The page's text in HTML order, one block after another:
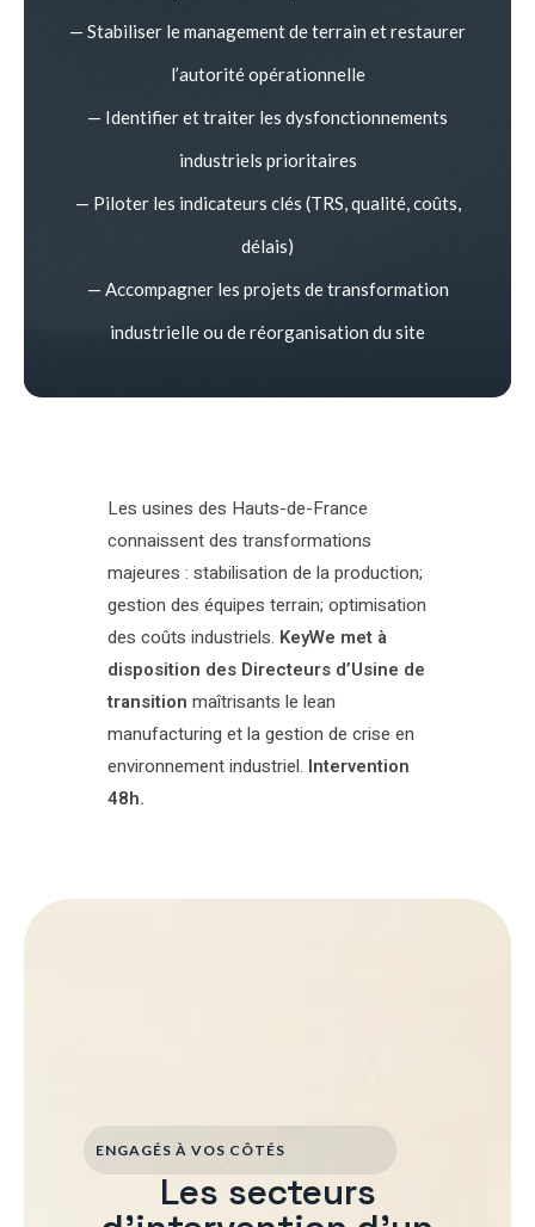
— Stabiliser le management de terrain et restaurer
l’autorité opérationnelle
— Identifier et traiter les dysfonctionnements
industriels prioritaires
— Piloter les indicateurs clés (TRS, qualité, coûts,
délais)
— Accompagner les projets de transformation
industrielle ou de réorganisation du site
Les usines des Hauts-de-France
connaissent des transformations
majeures : stabilisation de la production;
gestion des équipes terrain; optimisation
des coûts industriels. KeyWe met à
disposition des Directeurs d’Usine de
transition maîtrisants le lean
manufacturing et la gestion de crise en
environnement industriel. Intervention
48h.
ENGAGÉS À VOS CÔTÉS
Les secteurs